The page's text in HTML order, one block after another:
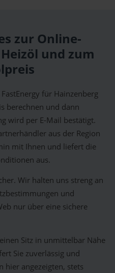
zur Online-
und zum
für Hainzenberg
berechnen und dann
wird per E-Mail bestätigt.
aus der Region
mit Ihnen und liefert die
aus.
Wir halten uns streng an
und
nur über eine sichere
Sitz in unmittelbar Nähe
Sie zuverlässig und
hier angezeigten, stets